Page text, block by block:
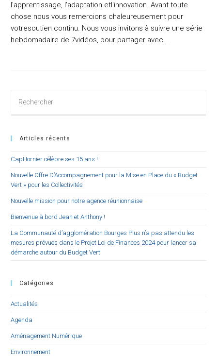
l'apprentissage, l'adaptation etl'innovation. Avant toute
chose nous vous remercions chaleureusement pour
votresoutien continu. Nous vous invitons à suivre une série
hebdomadaire de 7vidéos, pour partager avec…
sur
Articles récents
CapHornier célèbre ses 15 ans !
Nouvelle Offre D’Accompagnement pour la Mise en Place du « Budget
Vert » pour les Collectivités
Nouvelle mission pour notre agence réunionnaise
Bienvenue à bord Jean et Anthony !
La Communauté d’agglomération Bourges Plus n’a pas attendu les
mesures prévues dans le Projet Loi de Finances 2024 pour lancer sa
démarche autour du Budget Vert
Catégories
Actualités
Agenda
Aménagement Numérique
Environnement